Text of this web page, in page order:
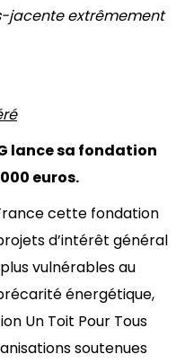
jacente extrêmement
lance sa fondation
euros.
cette fondation
d’intérêt général
vulnérables au
énergétique,
Un Toit Pour Tous
soutenues